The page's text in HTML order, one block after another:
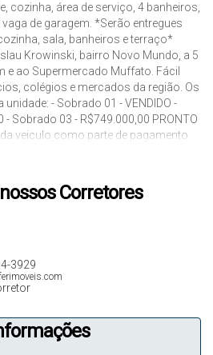
cozinha, área de serviço, 4 banheiros,
de garagem. *Serão entregues
sala, banheiros e terraço*
Krowinski, bairro Novo Mundo, a 5
e ao Supermercado Muffato. Fácil
colégios e mercados da região. Os
- Sobrado 01 - VENDIDO -
- Sobrado 03 - R$749.000,00 PRONTO
veiculo como parte de pagamento
a alteração sem aviso prévio *
J07485Corretores
3929